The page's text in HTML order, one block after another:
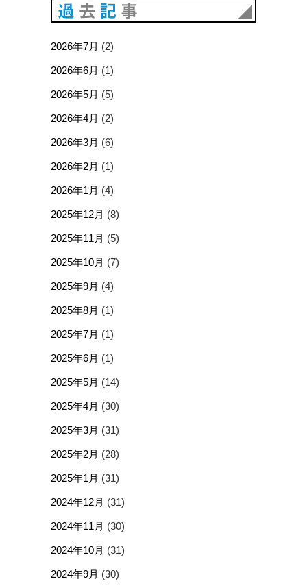
2026年7月 (2)
2026年6月 (1)
2026年5月 (5)
2026年4月 (2)
2026年3月 (6)
2026年2月 (1)
2026年1月 (4)
2025年12月 (8)
2025年11月 (5)
2025年10月 (7)
2025年9月 (4)
2025年8月 (1)
2025年7月 (1)
2025年6月 (1)
2025年5月 (14)
2025年4月 (30)
2025年3月 (31)
2025年2月 (28)
2025年1月 (31)
2024年12月 (31)
2024年11月 (30)
2024年10月 (31)
2024年9月 (30)